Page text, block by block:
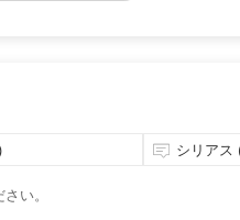
シリアス
い。